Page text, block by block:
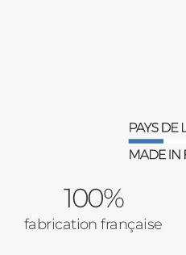
Verrière
Baies
Pavillon
100%
fabrication française